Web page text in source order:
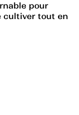
pour
cultiver tout en